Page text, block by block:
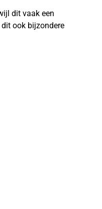
dit vaak een
ook bijzondere